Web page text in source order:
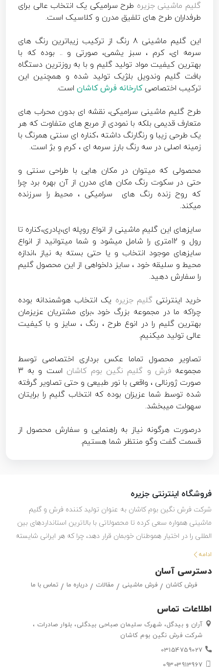
گلیم ماشینی جزیره طرح سرامیکی یک انتخاب عالی برای
طرفداران طرح های تلفیق مدرن و کلاسیک است.
این گلیم ماشینی 8 رنگ از ترکیب زیباترین رنگ های
سرمه ای، کرم ، سبز یشمی، صورتی و .. بوده که با
بهترین کیفیت مواد تولید گلیم و با به روزترین دستگاه
بافت گلیم وندویل بلژیک تولید شده و همچنین این
ترکیب اختصاصی کارخانه فرش کاشان است.
طرح گلیم ماشینی سرامیکی، نقشه ای بدون محراب های
متعارف قدیمی بلکه با نمودی از مربع های متفاوت که هر
یک طرحی زیبا و رنگارنگ داشته ،کناره ای سنتی همرنگ با
زمینه اصلی در سه رنگ بارز سرمه ای ، کرم و بژ است.
محصولی که میتوان در مکان هایی با طراحی سنتی و
حتی در سکوت رنگ مکان های مدرن از آن بهره برد چرا
که روح زنده رنگ های سرامیکی ، محیط را سرزنده
میکند.
سایزهای این گلیم ماشینی از انواع روپله ای،پادری،کناره تا
رول و 12متری را شامل میشود و شما میتوانید از انواع
سایزهای موجود انتخاب و یا حتی بسته به نیاز ،اندازه
محیط و سلیقه خود ، سایز دلخواهی از این محصول گلیم
را سفارش دهید.
خرید اینترنتیگلیم جزیره یک انتخاب هوشمندانه بوده
چراکه ما در مجموعه بزرگ خود ،برای مشتریان عزیزمان
بهترین گلیم را در انوع طرح ، رنگ ، سایز و با کیفیت
عالی تولید میکنیم.
تصاویر محصول تماما عکس برداری اختصاصی توسط
مجموعه فرش و گلیم نگین بوم کاشان
است و به 3
صورت ژورنالی ، واقعی با نور طبیعی و حتی تصاویر گرفته
شده توسط شما عزیزان بوده که انتخاب گلیم را برایتان
سهولت میبخشد.
درصورت هرگونه نیاز به راهنمایی و سفارش محصول از
قسمت گفت وگو منتظر شما هستیم.
فروشگاه اینترنتی جزیره
شرکت فرش نگین بوم کاشان به عنوان تولید کننده فرش و گلیم
ماشینی همواره سعی کرده تا محصولاتی با بالاترین استانداردهای بین
المللی را در اختیار هموطنان خوبمان قرار دهد، چرا که هر ایرانی شایسته
استفاده از بهترین هاست. این شرکت با تولید انواع فرش ماشینی و گلیم
مشتریان خود قرار داده تا بتوانند متناسب با سلیقه خود ، فرش ماشینی
و گلیم مورد علاقه خود را به راحتی انتتخاب کرده و خریداری کنند.
ادامه
اطلاعات تماس
آران و بیدگل، شهرک سلیمان صباحی بیدگلی، بلوار صادرات ،
شرکت فرش نگین بوم کاشان
03154759027
دسترسی آسان
فرش کاشان فرش ماشینی مقالات درباره ما تماس با ما